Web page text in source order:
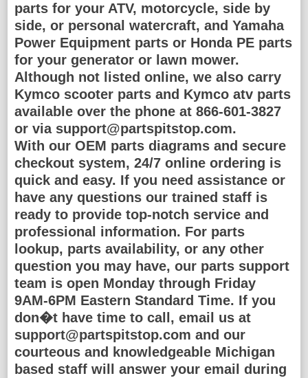
parts for your ATV, motorcycle, side by
side, or personal watercraft, and Yamaha
Power Equipment parts or Honda PE parts
for your generator or lawn mower.
Although not listed online, we also carry
Kymco scooter parts and Kymco atv parts
available over the phone at 866-601-3827
or via support@partspitstop.com.
With our OEM parts diagrams and secure
checkout system, 24/7 online ordering is
quick and easy. If you need assistance or
have any questions our trained staff is
ready to provide top-notch service and
professional information. For parts
lookup, parts availability, or any other
question you may have, our parts support
team is open Monday through Friday
9AM-6PM Eastern Standard Time. If you
don�t have time to call, email us at
support@partspitstop.com and our
courteous and knowledgeable Michigan
based staff will answer your email during